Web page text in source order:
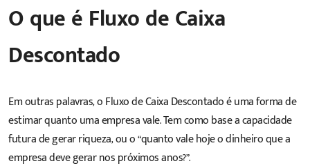
O que é Fluxo de Caixa
Descontado
Em outras palavras, o Fluxo de Caixa Descontado é uma forma de
estimar quanto uma empresa vale. Tem como base a capacidade
futura de gerar riqueza, ou o “quanto vale hoje o dinheiro que a
empresa deve gerar nos próximos anos?”.